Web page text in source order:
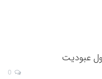
عبودیت